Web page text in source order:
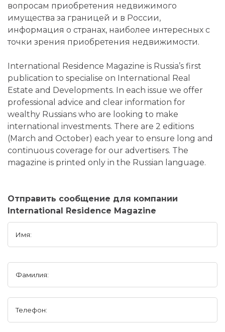
вопросам приобретения недвижимого
имущества за границей и в России,
информация о странах, наиболее интересных с
точки зрения приобретения недвижимости.
International Residence Magazine is Russia’s first
publication to specialise on International Real
Estate and Developments. In each issue we offer
professional advice and clear information for
wealthy Russians who are looking to make
international investments. There are 2 editions
(March and October) each year to ensure long and
continuous coverage for our advertisers. The
magazine is printed only in the Russian language.
Отправить сообщение для компании
International Residence Magazine
Имя:
Фамилия:
Телефон: